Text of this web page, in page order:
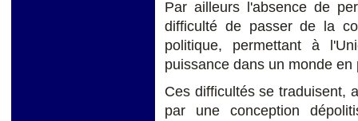
Par ailleurs l'absence de
difficulté de passer de la
politique, permettant à
puissance dans un monde en
Ces difficultés se traduisent,
par une conception